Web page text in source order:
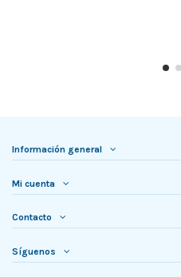
Información general
Mi cuenta
Contacto
Síguenos